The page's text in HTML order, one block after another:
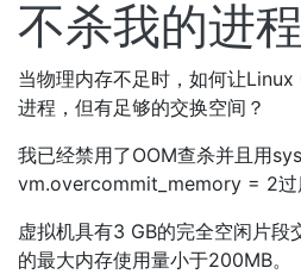
不杀我的进
当物理内存不足时，如何让
进程，但有足够的交换空间？
我已经禁用了OOM查杀并且用
vm.overcommit_memory = 2过
虚拟机具有3 GB的完全空闲片段
的最大内存使用量小于200MB。